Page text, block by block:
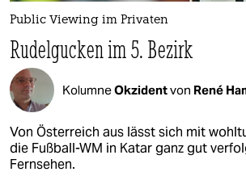
Public Viewing im Privaten
Rudelgucken im 5. Bezirk
KolumneOkzidentvon René
Von Österreich aus lässt sich mit
die Fußball-WM in Katar ganz gut
Fernsehen.